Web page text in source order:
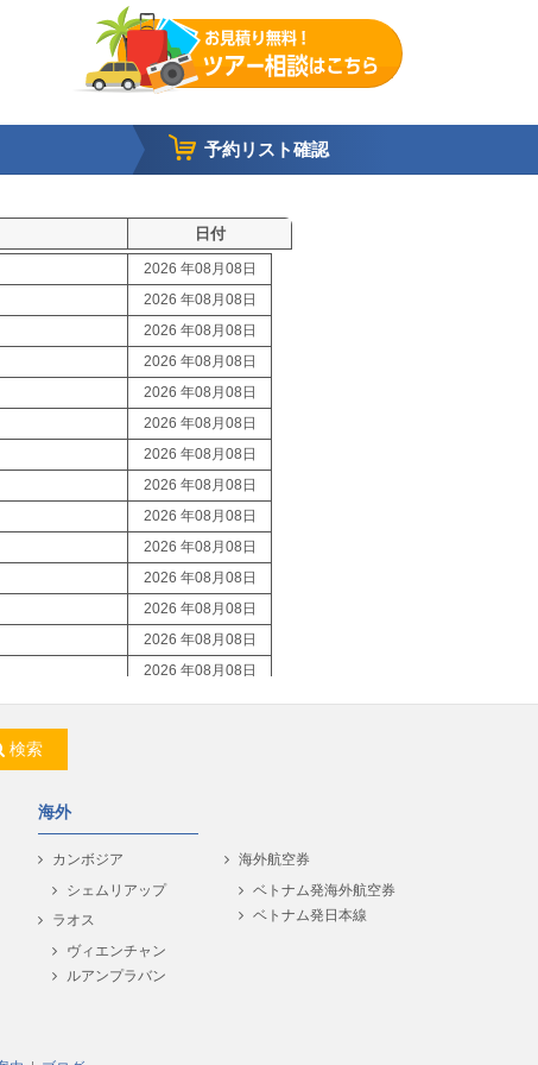
予約リスト確認
日付
2026 年08月08日
2026 年08月08日
2026 年08月08日
2026 年08月08日
2026 年08月08日
2026 年08月08日
2026 年08月08日
2026 年08月08日
2026 年08月08日
2026 年08月08日
2026 年08月08日
2026 年08月08日
2026 年08月08日
2026 年08月08日
2026 年08月08日
2026 年08月08日
2026 年08月08日
2026 年08月08日
2026 年08月08日
2026 年08月08日
検索
海外
カンボジア
シェムリアップ
ラオス
ヴィエンチャン
ルアンプラバン
海外航空券
ベトナム発海外航空券
ベトナム発日本線